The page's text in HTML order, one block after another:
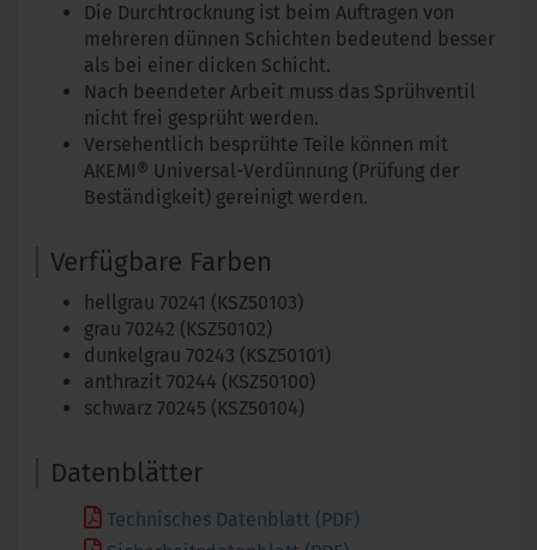
Die Durchtrocknung ist beim Auftragen von
mehreren dünnen Schichten bedeutend besser
als bei einer dicken Schicht.
Nach beendeter Arbeit muss das Sprühventil
nicht frei gesprüht werden.
Versehentlich besprühte Teile können mit
AKEMI® Universal-Verdünnung (Prüfung der
Beständigkeit) gereinigt werden.
Verfügbare Farben
hellgrau 70241 (KSZ50103)
grau 70242 (KSZ50102)
dunkelgrau 70243 (KSZ50101)
anthrazit 70244 (KSZ50100)
schwarz 70245 (KSZ50104)
Datenblätter
Technisches Datenblatt (PDF)